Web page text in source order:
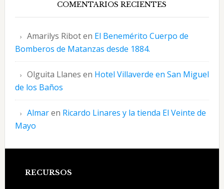
COMENTARIOS RECIENTES
Amarilys Riboten El Benemérito Cuerpo de
Bomberos de Matanzas desde 1884.
Olguita Llanes en Hotel Villaverde en San Miguel
de los Baños
Almaren Ricardo Linares y la tienda El Veinte de
Mayo
Footer
RECURSOS